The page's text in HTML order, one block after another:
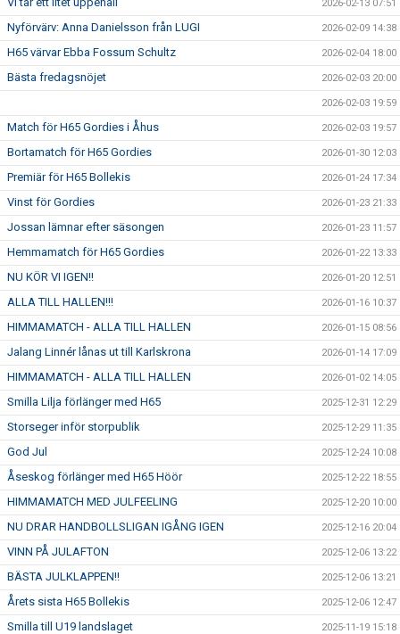
2026-02-13 07:51
Nyförvärv: Anna Danielsson från LUGI 2026-02-09 14:38
H65 värvar Ebba Fossum Schultz 2026-02-04 18:00
Bästa fredagsnöjet 2026-02-03 20:00
2026-02-03 19:59
Match för H65 Gordies i Åhus 2026-02-03 19:57
Bortamatch för H65 Gordies 2026-01-30 12:03
Premiär för H65 Bollekis 2026-01-24 17:34
Vinst för Gordies 2026-01-23 21:33
Jossan lämnar efter säsongen 2026-01-23 11:57
Hemmamatch för H65 Gordies 2026-01-22 13:33
NU KÖR VI IGEN!! 2026-01-20 12:51
ALLA TILL HALLEN!!! 2026-01-16 10:37
HIMMAMATCH - ALLA TILL HALLEN 2026-01-15 08:56
Jalang Linnér lånas ut till Karlskrona 2026-01-14 17:09
HIMMAMATCH - ALLA TILL HALLEN 2026-01-02 14:05
Smilla Lilja förlänger med H65 2025-12-31 12:29
Storseger inför storpublik 2025-12-29 11:35
God Jul 2025-12-24 10:08
Åseskog förlänger med H65 Höör 2025-12-22 18:55
HIMMAMATCH MED JULFEELING 2025-12-20 10:00
NU DRAR HANDBOLLSLIGAN IGÅNG IGEN 2025-12-16 20:04
VINN PÅ JULAFTON 2025-12-06 13:22
BÄSTA JULKLAPPEN!! 2025-12-06 13:21
Årets sista H65 Bollekis 2025-12-06 12:47
Smilla till U19 landslaget 2025-11-19 15:18